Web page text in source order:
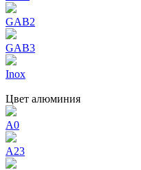
GAB2
GAB3
Inox
Цвет aлюминия
A0
A23